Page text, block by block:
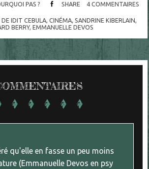
PAS ? SHARE 4 COMMENTAIRES
IDIT CEBULA, CINÉMA, SANDRINE KIBERLAIN,
BERRY, EMMANUELLE DEVOS
qu'elle en fasse un peu moins
(Emmanuelle Devos en psy